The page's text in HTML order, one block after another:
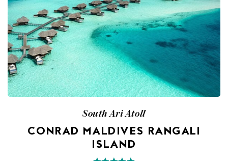
South Ari Atoll
CONRAD MALDIVES RANGALI
ISLAND